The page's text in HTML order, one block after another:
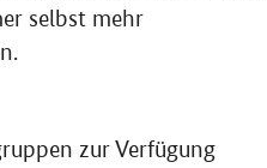
selbst mehr
zur Verfügung